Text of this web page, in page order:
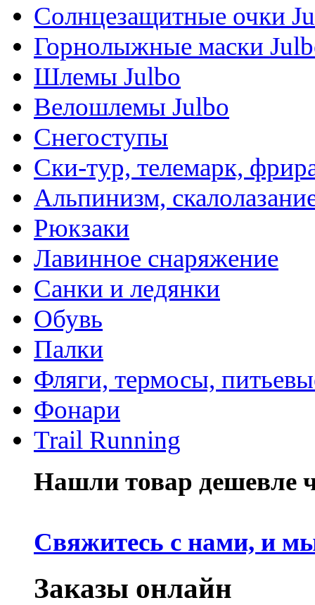
Солнцезащитные очки
Горнолыжные маски
Шлемы Julbo
Велошлемы Julbo
Снегоступы
Ски-тур, телемарк,
Альпинизм,
Рюкзаки
Лавинное снаряжение
Санки и ледянки
Обувь
Палки
Фляги, термосы,
Фонари
Trail Running
Нашли товар дешевле
Свяжитесь с нами, и
Заказы онлайн